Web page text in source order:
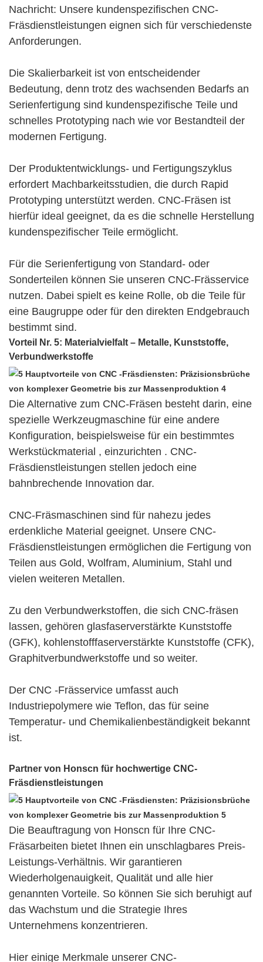
Nachricht: Unsere kundenspezifischen CNC-
Fräsdienstleistungen eignen sich für verschiedenste
Anforderungen.
Die Skalierbarkeit ist von entscheidender
Bedeutung, denn trotz des wachsenden Bedarfs an
Serienfertigung sind kundenspezifische Teile und
schnelles Prototyping nach wie vor Bestandteil der
modernen Fertigung.
Der Produktentwicklungs- und Fertigungszyklus
erfordert Machbarkeitsstudien, die durch Rapid
Prototyping unterstützt werden. CNC-Fräsen ist
hierfür ideal geeignet, da es die schnelle Herstellung
kundenspezifischer Teile ermöglicht.
Für die Serienfertigung von Standard- oder
Sonderteilen können Sie unseren CNC-Frässervice
nutzen. Dabei spielt es keine Rolle, ob die Teile für
eine Baugruppe oder für den direkten Endgebrauch
bestimmt sind.
Vorteil Nr. 5: Materialvielfalt – Metalle, Kunststoffe,
Verbundwerkstoffe
Die Alternative zum CNC-Fräsen besteht darin, eine
spezielle Werkzeugmaschine für eine andere
Konfiguration, beispielsweise für ein bestimmtes
Werkstückmaterial , einzurichten . CNC-
Fräsdienstleistungen stellen jedoch eine
bahnbrechende Innovation dar.
CNC-Fräsmaschinen sind für nahezu jedes
erdenkliche Material geeignet. Unsere CNC-
Fräsdienstleistungen ermöglichen die Fertigung von
Teilen aus Gold, Wolfram, Aluminium, Stahl und
vielen weiteren Metallen.
Zu den Verbundwerkstoffen, die sich CNC-fräsen
lassen, gehören glasfaserverstärkte Kunststoffe
(GFK), kohlenstofffaserverstärkte Kunststoffe (CFK),
Graphitverbundwerkstoffe und so weiter.
Der CNC -Frässervice umfasst auch
Industriepolymere wie Teflon, das für seine
Temperatur- und Chemikalienbeständigkeit bekannt
ist.
Partner von Honscn für hochwertige CNC-
Fräsdienstleistungen
Die Beauftragung von Honscn für Ihre CNC-
Fräsarbeiten bietet Ihnen ein unschlagbares Preis-
Leistungs-Verhältnis. Wir garantieren
Wiederholgenauigkeit, Qualität und alle hier
genannten Vorteile. So können Sie sich beruhigt auf
das Wachstum und die Strategie Ihres
Unternehmens konzentrieren.
Hier einige Merkmale unserer CNC-